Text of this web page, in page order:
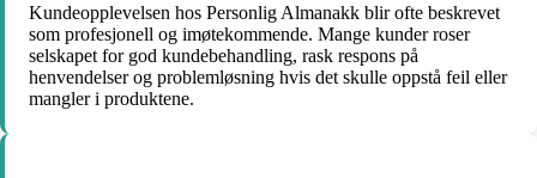
Kundeopplevelsen hos Personlig Almanakk blir ofte beskrevet
som profesjonell og imøtekommende. Mange kunder roser
selskapet for god kundebehandling, rask respons på
henvendelser og problemløsning hvis det skulle oppstå feil eller
mangler i produktene.